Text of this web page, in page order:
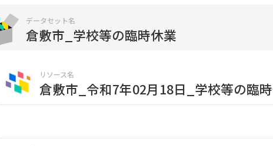
データセット名
倉敷市_学校等の臨時休業
リソース名
倉敷市_令和7年02月18日_学校等の臨